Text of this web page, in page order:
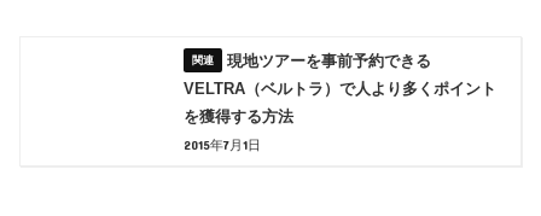
現地ツアーを事前予約できる
VELTRA（ベルトラ）で人より多くポイント
を獲得する方法
2015年7月1日